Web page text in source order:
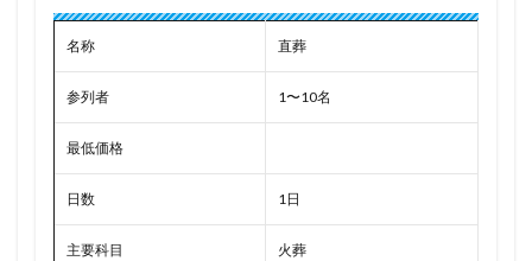
名称 直葬
参列者 1〜10名
最低価格
日数 1日
主要科目 火葬